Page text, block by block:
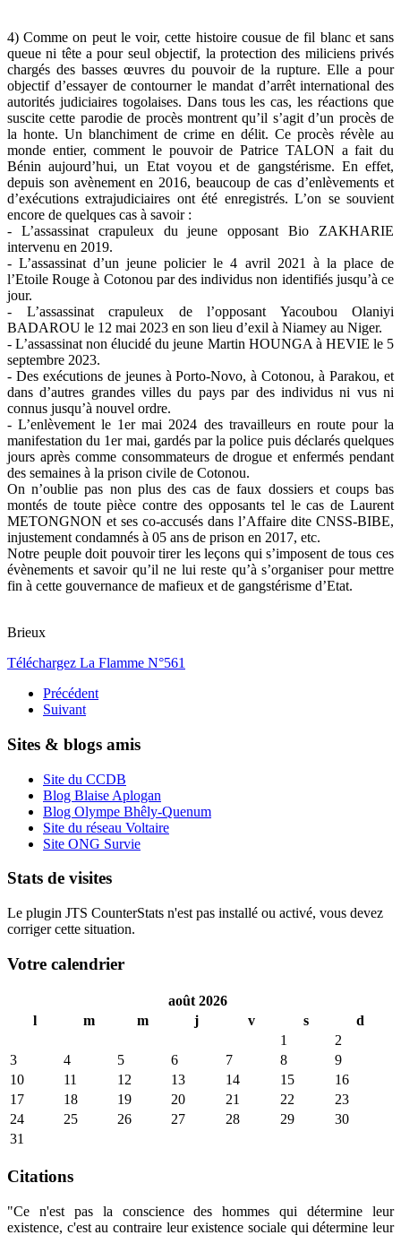
4) Comme on peut le voir, cette histoire cousue de fil blanc et sans
queue ni tête a pour seul objectif, la protection des miliciens privés
chargés des basses œuvres du pouvoir de la rupture. Elle a pour
objectif d’essayer de contourner le mandat d’arrêt international des
autorités judiciaires togolaises. Dans tous les cas, les réactions que
suscite cette parodie de procès montrent qu’il s’agit d’un procès de
la honte. Un blanchiment de crime en délit. Ce procès révèle au
monde entier, comment le pouvoir de Patrice TALON a fait du
Bénin aujourd’hui, un Etat voyou et de gangstérisme. En effet,
depuis son avènement en 2016, beaucoup de cas d’enlèvements et
d’exécutions extrajudiciaires ont été enregistrés. L’on se souvient
encore de quelques cas à savoir :
- L’assassinat crapuleux du jeune opposant Bio ZAKHARIE
intervenu en 2019.
- L’assassinat d’un jeune policier le 4 avril 2021 à la place de
l’Etoile Rouge à Cotonou par des individus non identifiés jusqu’à ce
jour.
- L’assassinat crapuleux de l’opposant Yacoubou Olaniyi
BADAROU le 12 mai 2023 en son lieu d’exil à Niamey au Niger.
- L’assassinat non élucidé du jeune Martin HOUNGA à HEVIE le 5
septembre 2023.
- Des exécutions de jeunes à Porto-Novo, à Cotonou, à Parakou, et
dans d’autres grandes villes du pays par des individus ni vus ni
connus jusqu’à nouvel ordre.
- L’enlèvement le 1er mai 2024 des travailleurs en route pour la
manifestation du 1er mai, gardés par la police puis déclarés quelques
jours après comme consommateurs de drogue et enfermés pendant
des semaines à la prison civile de Cotonou.
On n’oublie pas non plus des cas de faux dossiers et coups bas
montés de toute pièce contre des opposants tel le cas de Laurent
METONGNON et ses co-accusés dans l’Affaire dite CNSS-BIBE,
injustement condamnés à 05 ans de prison en 2017, etc.
Notre peuple doit pouvoir tirer les leçons qui s’imposent de tous ces
évènements et savoir qu’il ne lui reste qu’à s’organiser pour mettre
fin à cette gouvernance de mafieux et de gangstérisme d’Etat.
Brieux
Téléchargez La Flamme N°561
Précédent
Suivant
Sites & blogs amis
Site du CCDB
Blog Blaise Aplogan
Blog Olympe Bhêly-Quenum
Site du réseau Voltaire
Site ONG Survie
Stats de visites
Le plugin JTS CounterStats n'est pas installé ou activé, vous devez
corriger cette situation.
Votre calendrier
août 2026
l
m m j v s
d
1
2
3
4 5 6 7 8
9
10
11 12 13 14 15
16
17
18 19 20 21 22
23
24
25 26 27 28 29
30
31
Citations
"Ce n'est pas la conscience des hommes qui détermine leur
existence, c'est au contraire leur existence sociale qui détermine leur